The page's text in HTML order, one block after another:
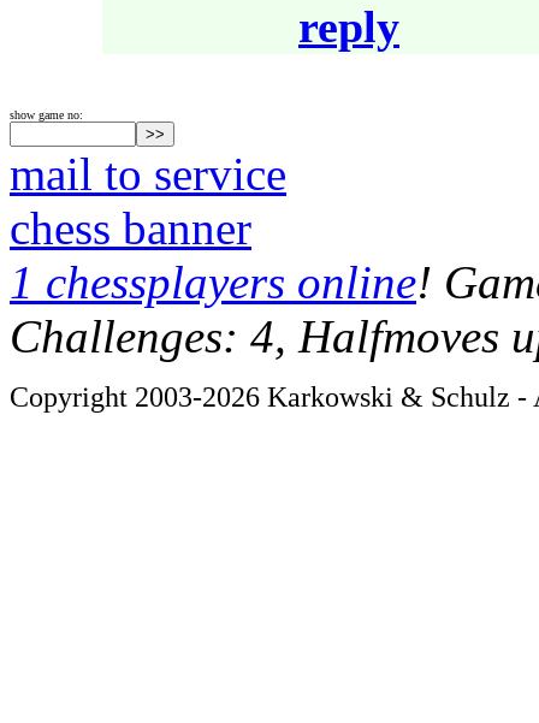
reply
show game no:
mail to service
chess banner
1 chessplayers online!
Challenges: 4, Halfmoves
Copyright 2003-2026 Karkowski & Schulz